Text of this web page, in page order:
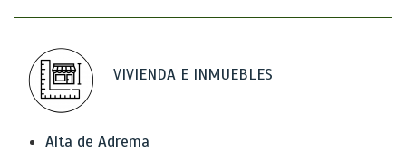
VIVIENDA E INMUEBLES
Alta de Adrema